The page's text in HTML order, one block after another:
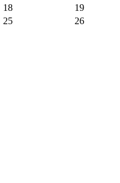
18
19
25
26